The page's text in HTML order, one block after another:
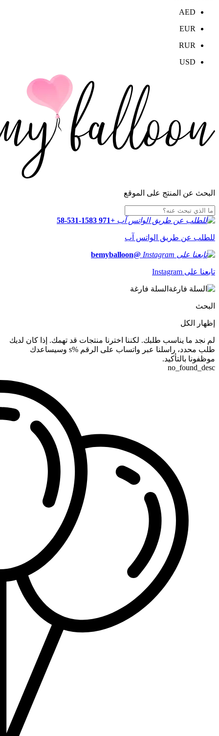
AED
EUR
RUR
USD
البحث عن المنتج على الموقع
+971 58-531-1583
للطلب عن طريق الواتس آب
@bemyballoon
تابعنا على Instagram
السلة فارغة
البحث
إظهار الكل
لم نجد ما يناسب طلبك. لكننا اخترنا منتجات قد تهمك. إذا كان لديك
طلب محدد، راسلنا عبر واتساب على الرقم %s وسيساعدك
موظفونا بالتأكيد.
no_found_desc